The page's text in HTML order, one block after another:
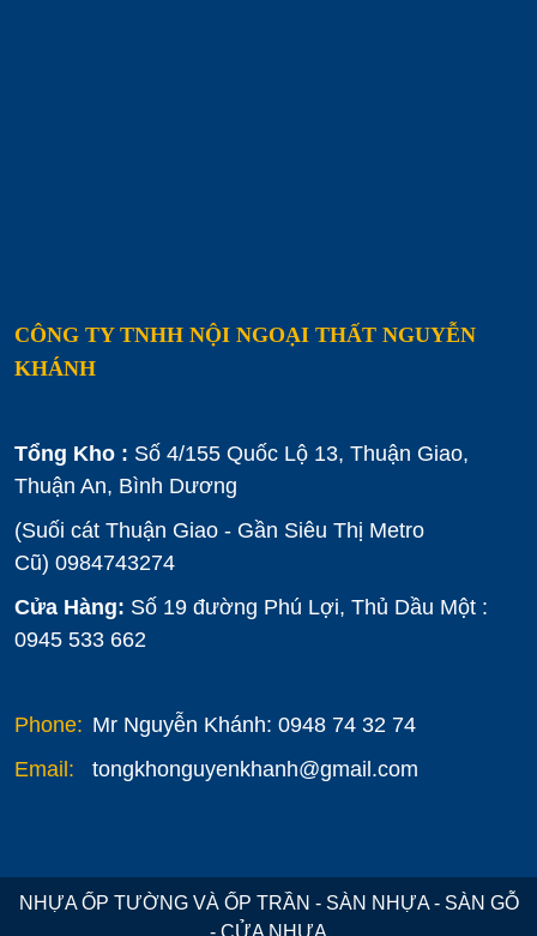
CÔNG TY TNHH NỘI NGOẠI THẤT NGUYỄN
KHÁNH
Tổng Kho : Số 4/155 Quốc Lộ 13, Thuận Giao,
Thuận An, Bình Dương
(Suối cát Thuận Giao - Gần Siêu Thị Metro
Cũ) 0984743274
Cửa Hàng: Số 19 đường Phú Lợi, Thủ Dầu Một :
0945 533 662
Phone: Mr Nguyễn Khánh: 0948 74 32 74
Email:
tongkhonguyenkhanh@gmail.com
NHỰA ỐP TƯỜNG VÀ ỐP TRẦN - SÀN NHỰA - SÀN GỖ